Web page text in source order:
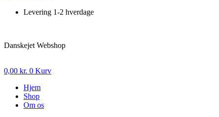
Levering 1-2 hverdage
Danskejet Webshop
0,00 kr. 0 Kurv
Hjem
Shop
Om os